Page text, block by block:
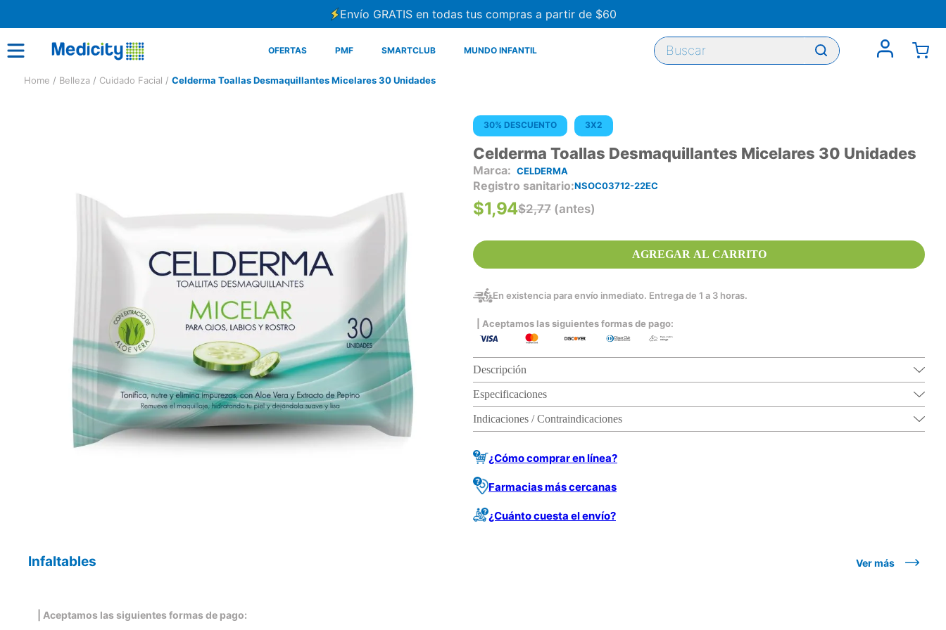
Envío GRATIS en todas tus compras a partir de $60
OFERTAS PMF SMARTCLUB MUNDO INFANTIL
Buscar
Belleza Cuidado Facial Celderma Toallas Desmaquillantes Micelares 30 Unidades
30% DESCUENTO 3X2
Celderma Toallas Desmaquillantes Micelares 30 Unidades
CELDERMA
Registro sanitario NSOC03712-22EC
$2,77 (antes)
$1,94
AGREGAR AL CARRITO
En existencia para envío inmediato. Entrega de 1 a 3 horas.
| Aceptamos las siguientes formas de pago:
Descripción
Especificaciones
Indicaciones / Contraindicaciones
¿Cómo comprar en línea?
Farmacias más cercanas
¿Cuánto cuesta el envío?
Infaltables Ver más
| Aceptamos las siguientes formas de pago: